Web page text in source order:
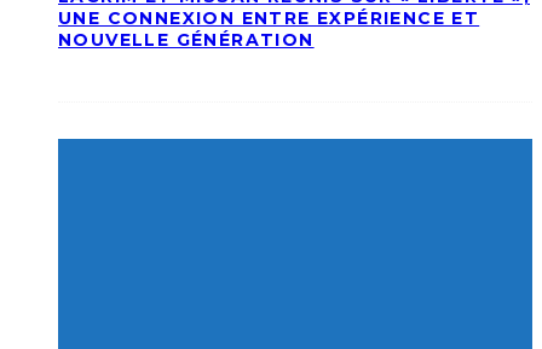
UNE CONNEXION ENTRE EXPÉRIENCE ET
NOUVELLE GÉNÉRATION